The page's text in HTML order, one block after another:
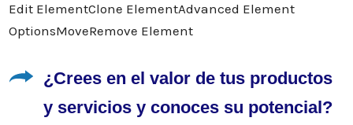
Edit ElementClone ElementAdvanced Element
OptionsMoveRemove Element
¿Crees en el valor de tus productos
y servicios y conoces su potencial?